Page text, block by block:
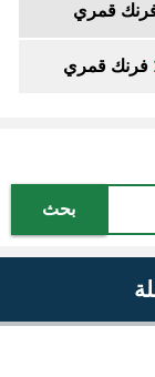
قمري
فرنك قمري
بحث